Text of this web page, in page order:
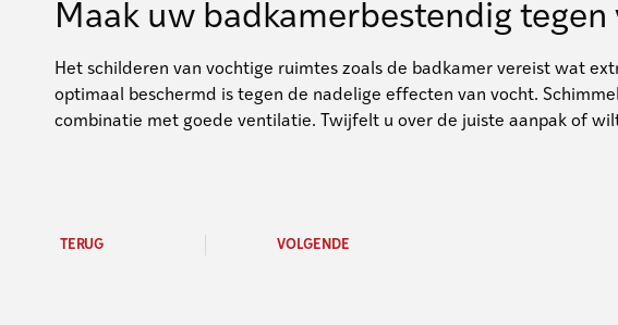
Maak uw badkamerbestendig tegen
Het schilderen van vochtige ruimtes zoals de badkamer vereist wat
optimaal beschermd is tegen de nadelige effecten van vocht.
combinatie met goede ventilatie. Twijfelt u over de juiste aanpak of
TERUG VOLGENDE